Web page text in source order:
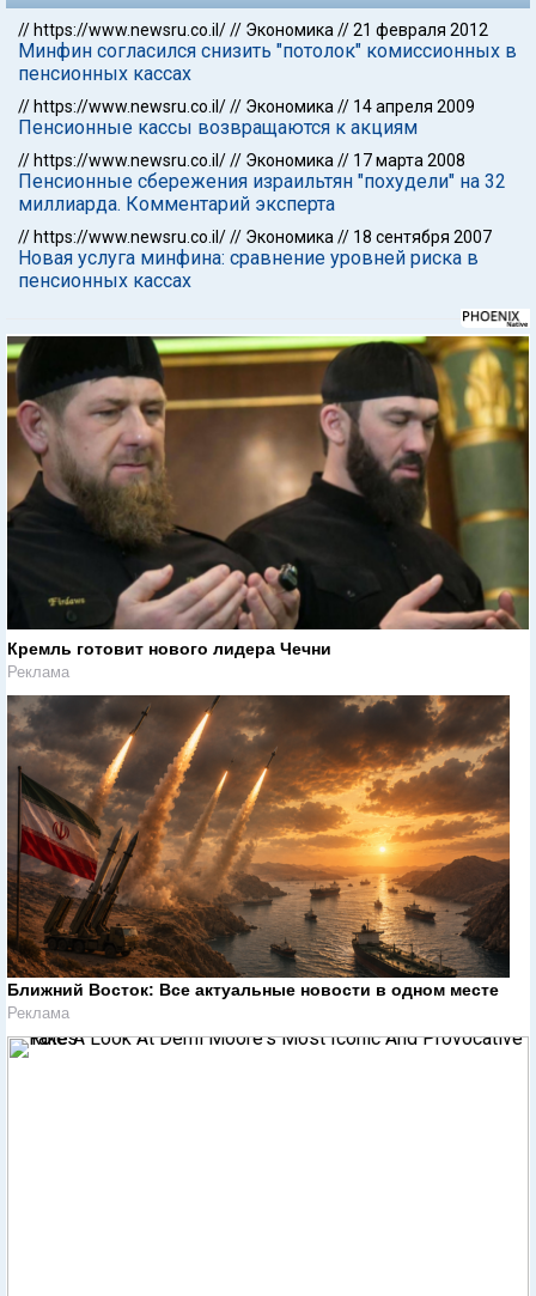
// https://www.newsru.co.il/// Экономика //21 февраля 2012
Минфин согласился снизить "потолок" комиссионных в
пенсионных кассах
// https://www.newsru.co.il/// Экономика // 14 апреля 2009
Пенсионные кассы возвращаются к акциям
// https://www.newsru.co.il/// Экономика // 17 марта 2008
Пенсионные сбережения израильтян "похудели" на 32
миллиарда. Комментарий эксперта
// https://www.newsru.co.il/// Экономика // 18 сентября 2007
Новая услуга минфина: сравнение уровней риска в
пенсионных кассах
Кремль готовит нового лидера Чечни
Реклама
Ближний Восток: Все актуальные новости в одном месте
Реклама